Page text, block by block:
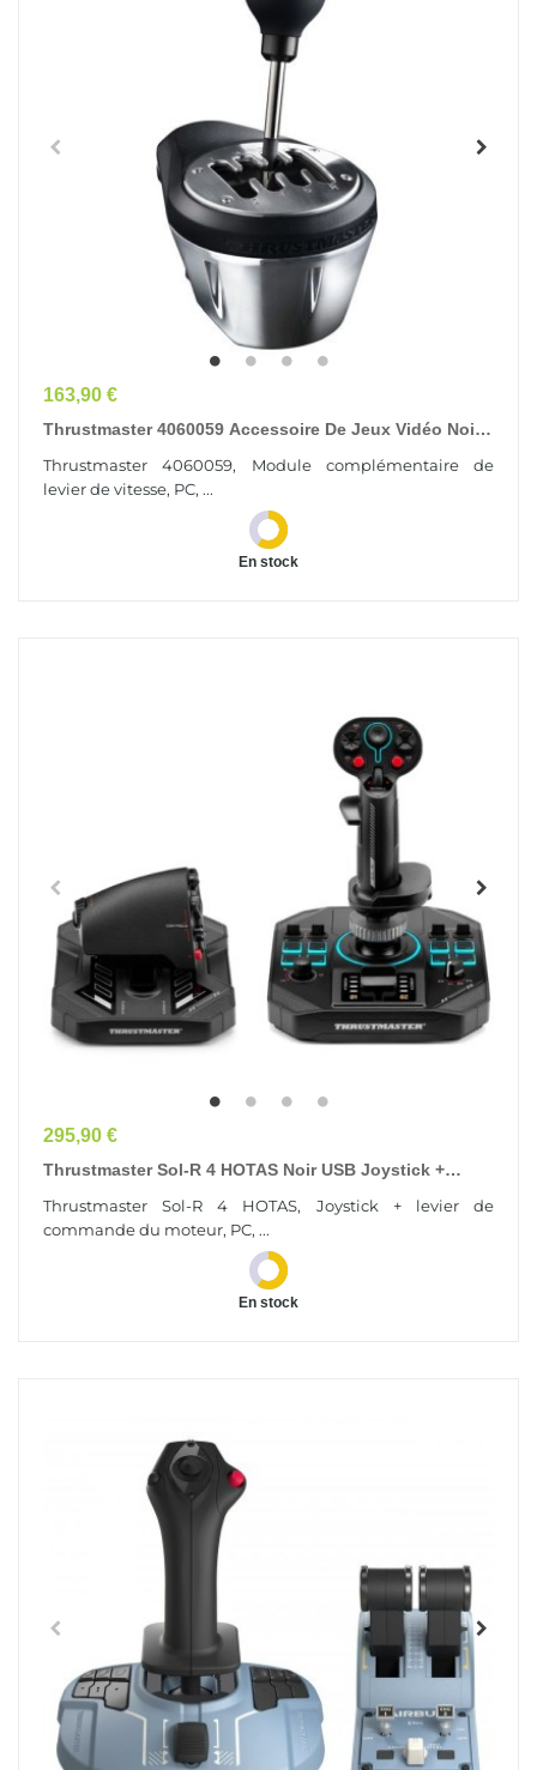
Prix
163,90 €
Thrustmaster 4060059 Accessoire De Jeux Vidéo Noir,
Thrustmaster 4060059, Module complémentaire de
levier de vitesse, PC, ...
En stock
Prix
295,90 €
Thrustmaster Sol-R 4 HOTAS Noir USB Joystick +
Analogique/Numérique PC
Thrustmaster Sol-R 4 HOTAS, Joystick + levier de
commande du moteur, PC, ...
En stock